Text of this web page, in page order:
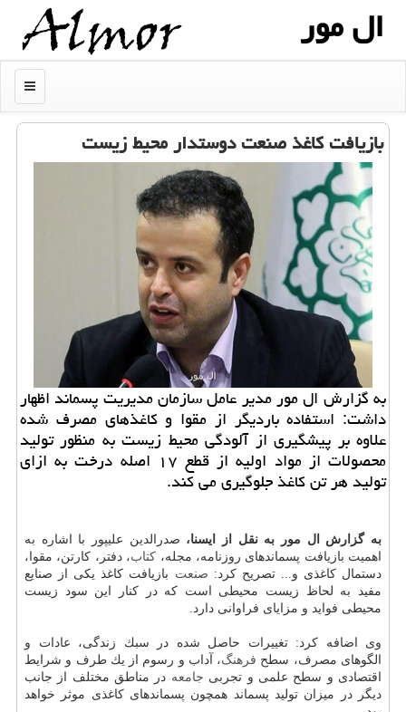
ال مور
منو
بازیافت كاغذ صنعت دوستدار محیط زیست
به گزارش ال مور مدیر عامل سازمان مدیریت پسماند اظهار
داشت: استفاده باردیگر از مقوا و كاغذهای مصرف شده
علاوه بر پیشگیری از آلودگی محیط زیست به منظور تولید
محصولات از مواد اولیه از قطع ۱۷ اصله درخت به ازای
تولید هر تن كاغذ جلوگیری می كند.
به گزارش ال مور به نقل از ایسنا، صدرالدین علیپور با اشاره به
اهمیت بازیافت پسماندهای روزنامه، مجله، كتاب، دفتر، كارتن، مقوا،
دستمال كاغذی و... تصریح كرد: صنعت بازیافت كاغذ یكی از صنایع
مفید به لحاظ زیست محیطی است كه در كنار این سود زیست
محیطی فواید و مزایای فراوانی دارد.
وی اضافه كرد: تغییرات حاصل شده در سبك زندگی، عادات و
الگوهای مصرف، سطح فرهنگ، آداب و رسوم از یك طرف و شرایط
اقتصادی و سطح علمی و تجربی جامعه در مناطق مختلف از جانب
دیگر در میزان تولید پسماند همچون پسماندهای كاغذی موثر خواهد